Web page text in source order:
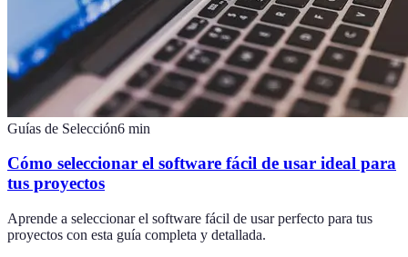
Guías de Selección6 min
Cómo seleccionar el software fácil de usar ideal para
tus proyectos
Aprende a seleccionar el software fácil de usar perfecto para tus
proyectos con esta guía completa y detallada.